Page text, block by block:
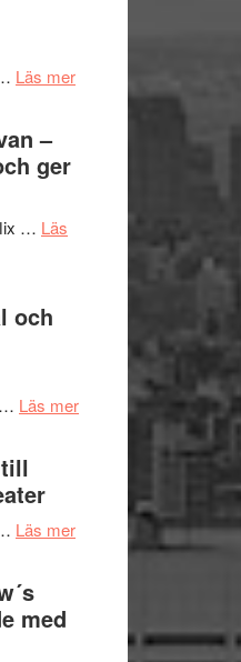
en
hjärtevarm
Läs merom
–
ger
… Läs
och
… Läs merom
Scensommar
Läs merom
Malmöfestivalen
med